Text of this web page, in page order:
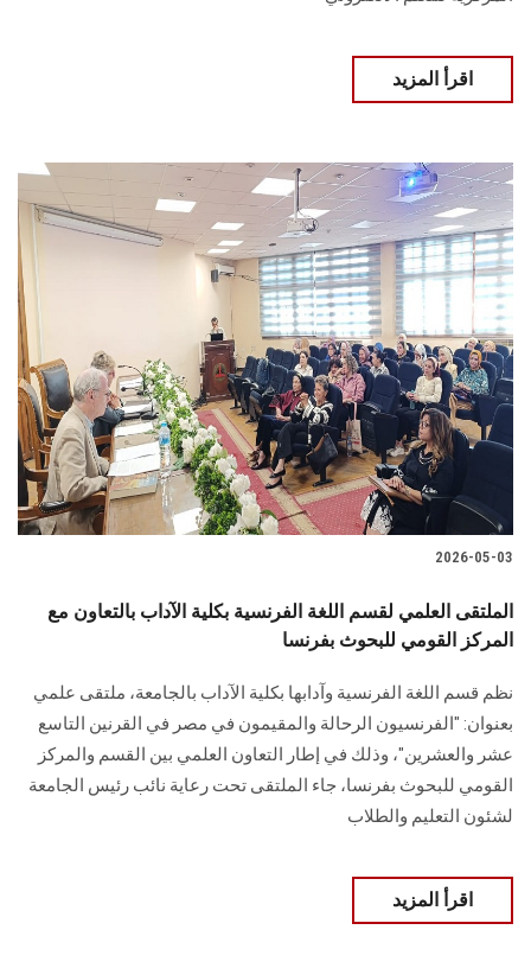
اقرأ المزيد
2026-05-03
الملتقى العلمي لقسم اللغة الفرنسية بكلية الآداب بالتعاون مع
المركز القومي للبحوث بفرنسا
نظم قسم اللغة الفرنسية وآدابها بكلية الآداب بالجامعة، ملتقى علمي
بعنوان: "الفرنسيون الرحالة والمقيمون في مصر في القرنين التاسع
عشر والعشرين"، وذلك في إطار التعاون العلمي بين القسم والمركز
القومي للبحوث بفرنسا، جاء الملتقى تحت رعاية نائب رئيس الجامعة
لشئون التعليم والطلاب
اقرأ المزيد